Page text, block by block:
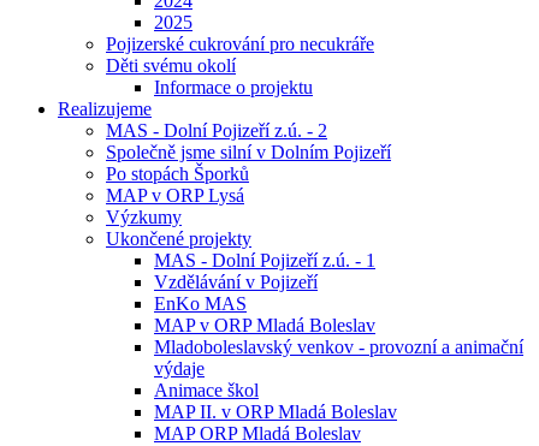
2025
Pojizerské cukrování pro necukráře
Děti svému okolí
Informace o projektu
Realizujeme
MAS - Dolní Pojizeří z.ú. - 2
Společně jsme silní v Dolním Pojizeří
Po stopách Šporků
MAP v ORP Lysá
Výzkumy
Ukončené projekty
MAS - Dolní Pojizeří z.ú. - 1
Vzdělávání v Pojizeří
EnKo MAS
MAP v ORP Mladá Boleslav
Mladoboleslavský venkov - provozní a animační
výdaje
Animace škol
MAP II. v ORP Mladá Boleslav
MAP ORP Mladá Boleslav